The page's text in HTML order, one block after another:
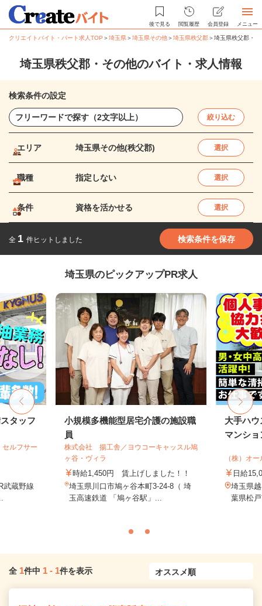
後で見る 閲覧履歴 会員登録 メニュー
クリエイトバイト・パート求人TOP ＞埼玉県＞埼玉県その他＞埼玉県秩父郡＞埼玉県秩父郡・
埼玉県秩父郡・その他のバイト・求人情報
検索条件の設定
絞り込む
エリア 埼玉県その他(秩父郡) 選択
職種 指定しない 選択
条件 資格を活かせる 選択
全 1 件ヒットしました 検索条件を保存
埼玉県のピックアップPR求人
タッフ
ルフサー
武蔵野線
小規模多機能型居宅介護の施設職
員
株式会社 揚工舎／ヨウコーキャッスル鳩
ヶ谷・ヴィラ
時給1,450円 賃上げしました！！
埼玉県川口市鳩ヶ谷本町3-24-8（ 埼
玉高速鉄道 「鳩ヶ谷駅」...
大手ハ
マンシ
（株）オ
日給
埼玉県
葉県松
全 1件中 1 - 1件を表示